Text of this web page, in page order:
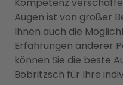
Augen ist von großer
Ihnen auch die
Erfahrungen anderer
können Sie die beste
Bobritzsch für Ihre